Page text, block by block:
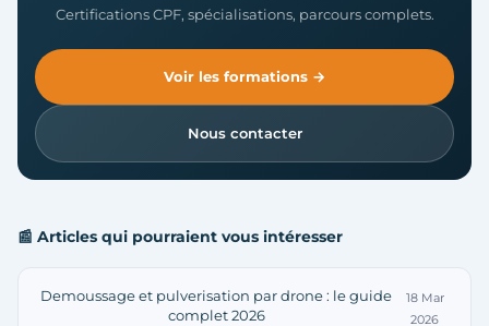
Certifications CPF, spécialisations, parcours complets.
Voir les formations →
Nous contacter
📰 Articles qui pourraient vous intéresser
Demoussage et pulverisation par drone : le guide
complet 2026
18 Mar
2026